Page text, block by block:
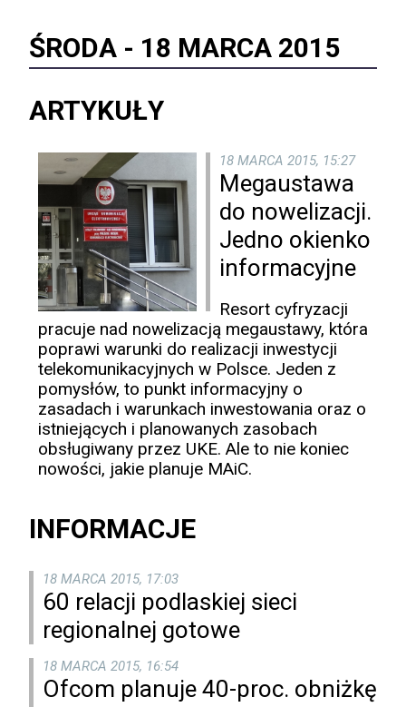
ŚRODA - 18 MARCA 2015
ARTYKUŁY
18 MARCA 2015, 15:27
Megaustawa
do nowelizacji.
Jedno okienko
informacyjne
Resort cyfryzacji
pracuje nad nowelizacją megaustawy, która
poprawi warunki do realizacji inwestycji
telekomunikacyjnych w Polsce. Jeden z
pomysłów, to punkt informacyjny o
zasadach i warunkach inwestowania oraz o
istniejących i planowanych zasobach
obsługiwany przez UKE. Ale to nie koniec
nowości, jakie planuje MAiC.
INFORMACJE
18 MARCA 2015, 17:03
60 relacji podlaskiej sieci
regionalnej gotowe
18 MARCA 2015, 16:54
Ofcom planuje 40-proc. obniżkę